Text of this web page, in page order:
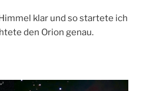
klar und so startete ich
den Orion genau.